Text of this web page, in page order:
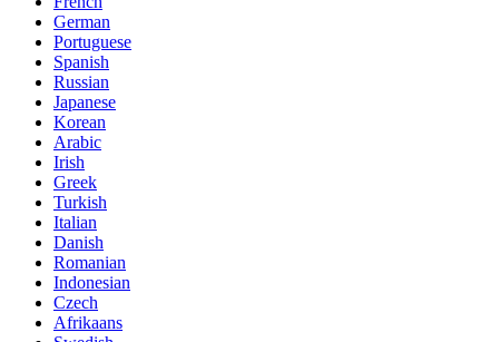
German
Portuguese
Spanish
Russian
Japanese
Korean
Arabic
Irish
Greek
Turkish
Italian
Danish
Romanian
Indonesian
Czech
Afrikaans